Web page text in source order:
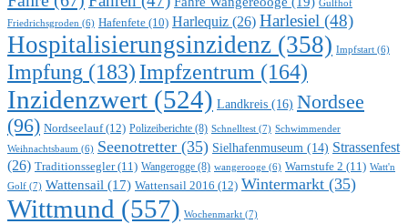
Gulfhof
Friedrichsgroden (6) Hafenfete (10) Harlequiz (26) Harlesiel (48)
Hospitalisierungsinzidenz (358) Impfstart (6)
Impfung (183) Impfzentrum (164)
Inzidenzwert (524) Landkreis (16) Nordsee
(96) Nordseelauf(12) Polizeiberichte (8) Schnelltest (7) Schwimmender
Weihnachtsbaum (6) Seenotretter (35) Sielhafenmuseum (14) Strassenfest
(26) Traditionssegler(11) Wangerogge (8) wangerooge (6) Warnstufe 2 (11) Watt'n
Golf (7) Wattensail (17) Wattensail 2016 (12) Wintermarkt (35)
Wittmund (557) Wochenmarkt (7)